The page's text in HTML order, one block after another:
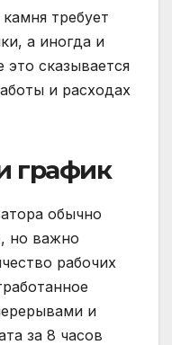
требует
а иногда и
сказывается
и расходах
график
обычно
но важно
рабочих
и
за 8 часов